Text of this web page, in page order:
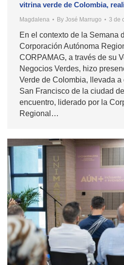
vitrina verde de Colombia,
Magdalena By José Marrugo 3 de
En el contexto de la Semana
Corporación Autónoma
CORPAMAG, a través de su
Negocios Verdes, hizo
Verde de Colombia, llevada
San Francisco de la ciudad
encuentro, liderado por la
Regional…